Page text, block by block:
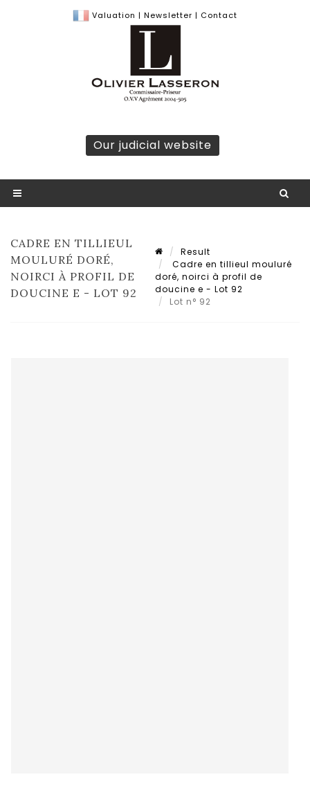
Valuation | Newsletter | Contact
Our judicial website
CADRE EN TILLIEUL
MOULURÉ DORÉ,
NOIRCI À PROFIL DE
DOUCINE E - LOT 92
Result
Cadre en tillieul mouluré
doré, noirci à profil de
doucine e - Lot 92
Lot n° 92